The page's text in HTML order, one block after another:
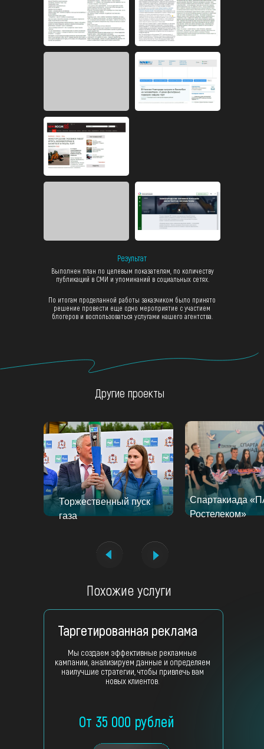
Результат
Выполнен план по целевым показателям, по количеству
публикаций в СМИ и упоминаний в социальных сетях.
По итогам проделанной работы заказчиком было принято
решение провести еще одно мероприятие с участием
блогеров и воспользоваться услугами нашего агентства.
Другие проекты
Спартакиада
Ростелеком»
Торжественный пуск
газа
Таргетированная реклама
Мы создаем эффективные рекламные
кампании, анализируем данные и определяем
наилучшие стратегии, чтобы привлечь вам
новых клиентов.
От 35 000 рублей
Похожие услуги